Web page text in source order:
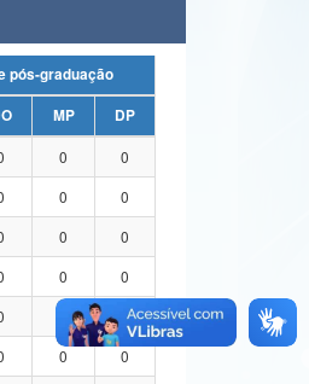
pós-graduação
MP
DP
0
0
0
0
0
0
0
0
0
0
0